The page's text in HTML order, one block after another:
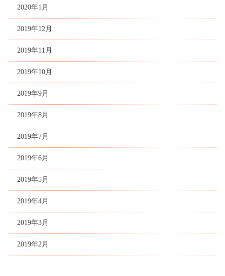
2020年1月
2019年12月
2019年11月
2019年10月
2019年9月
2019年8月
2019年7月
2019年6月
2019年5月
2019年4月
2019年3月
2019年2月